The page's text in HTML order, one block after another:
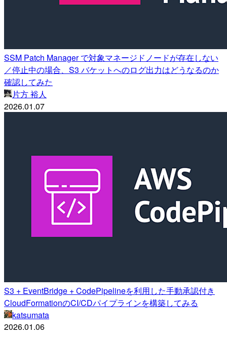
SSM Patch Manager で対象マネージドノードが存在しない
／停止中の場合、S3 バケットへのログ出力はどうなるのか
確認してみた
片方 裕人
2026.01.07
S3 + EventBridge + CodePipelineを利用した手動承認付き
CloudFormationのCI/CDパイプラインを構築してみる
katsumata
2026.01.06